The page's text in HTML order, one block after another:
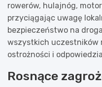
rowerów, hulajnóg,
przyciągając uwagę
bezpieczeństwo na
wszystkich uczestników
ostrożności i
Rosnące